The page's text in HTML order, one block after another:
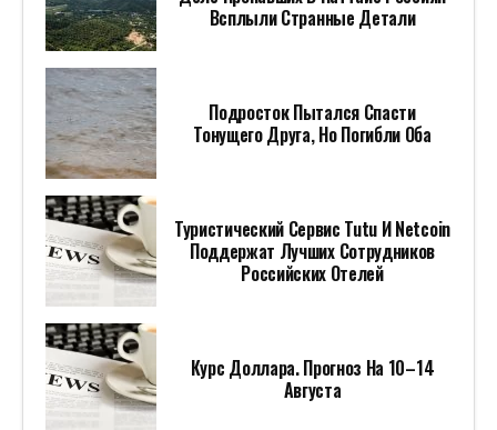
Пентагон Потратит 400 Миллионов